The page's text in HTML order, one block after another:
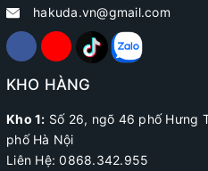
hakuda.vn@gmail.com
KHO HÀNG
Kho 1: Số 26, ngõ 46 phố Hưng
phố Hà Nội
Liên Hệ: 0868.342.955